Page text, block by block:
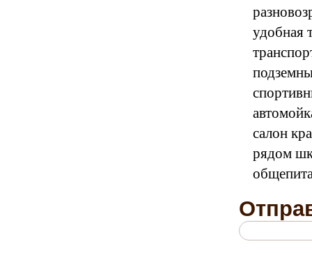
удобная
салон
рядом